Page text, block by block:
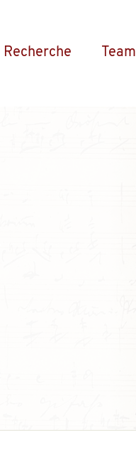
Recherche Team